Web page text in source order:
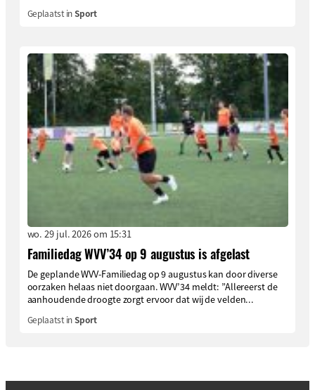
Geplaatst inSport
wo. 29 jul. 2026 om 15:31
Familiedag WVV’34 op 9 augustus is afgelast
De geplande WVV-Familiedag op 9 augustus kan door diverse
oorzaken helaas niet doorgaan. WVV’34 meldt: ”Allereerst de
aanhoudende droogte zorgt ervoor dat wij de velden...
Geplaatst inSport